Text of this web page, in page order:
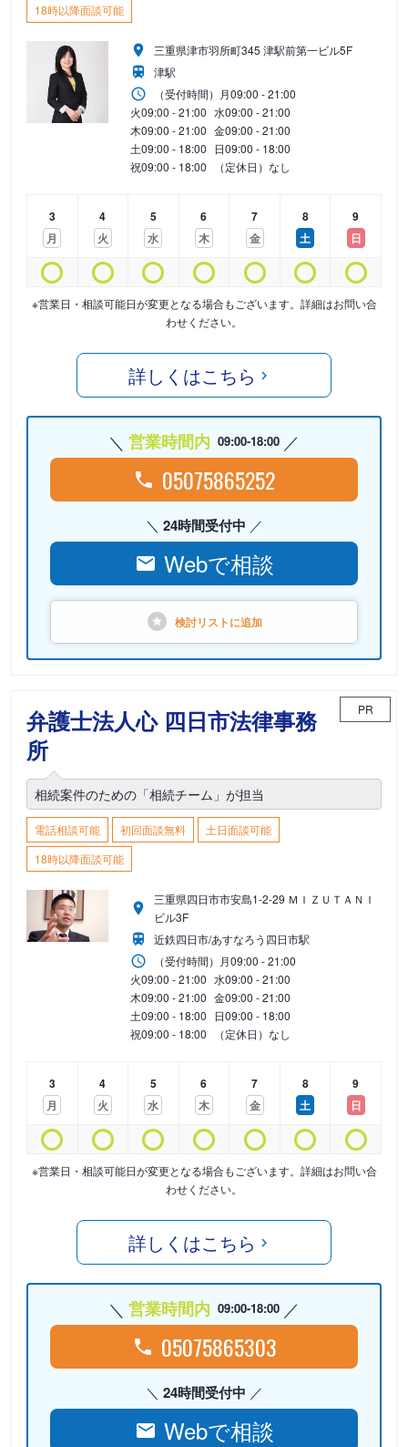
18時以降面談可能
三重県津市羽所町345 津駅前第一ビル5F
津駅
（受付時間） 月09:00 - 21:00
火09:00 - 21:00 水09:00 - 21:00
木09:00 - 21:00 金09:00 - 21:00
土09:00 - 18:00 日09:00 - 18:00
祝09:00 - 18:00 （定休日）なし
3
月
4
火
5
水
6
木
7
金
8
土
9
日
※営業日・相談可能日が変更となる場合もございます。詳細はお問い合
わせください。
詳しくはこちら
営業時間内 09:00-18:00
05075865252
24時間受付中
Webで相談
検討リストに追加
弁護士法人心 四日市法律事務
所
PR
相続案件のための「相続チーム」が担当
電話相談可能 初回面談無料
土日面談可能
18時以降面談可能
三重県四日市市安島1-2-29 ＭＩＺＵＴＡＮＩ
ビル3F
近鉄四日市/あすなろう四日市駅
（受付時間） 月09:00 - 21:00
火09:00 - 21:00 水09:00 - 21:00
木09:00 - 21:00 金09:00 - 21:00
土09:00 - 18:00 日09:00 - 18:00
祝09:00 - 18:00 （定休日）なし
3
月
4
火
5
水
6
木
7
金
8
土
9
日
※営業日・相談可能日が変更となる場合もございます。詳細はお問い合
わせください。
詳しくはこちら
営業時間内 09:00-18:00
05075865303
24時間受付中
Webで相談